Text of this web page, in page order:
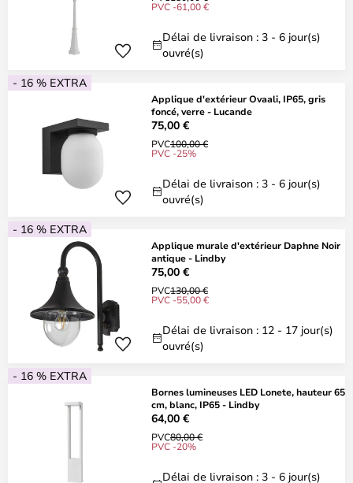
PVC -61,00 €
Délai de livraison : 3 - 6 jour(s)
ouvré(s)
- 16 % EXTRA
Applique d'extérieur Ovaali, IP65, gris
foncé, verre - Lucande
75,00 €
PVC100,00 €
PVC -25%
Délai de livraison : 3 - 6 jour(s)
ouvré(s)
- 16 % EXTRA
Applique murale d'extérieur Daphne Noir
antique - Lindby
75,00 €
PVC130,00 €
PVC -55,00 €
Délai de livraison : 12 - 17 jour(s)
ouvré(s)
- 16 % EXTRA
Bornes lumineuses LED Lonete, hauteur 65
cm, blanc, IP65 - Lindby
64,00 €
PVC80,00 €
PVC -20%
Délai de livraison : 3 - 6 jour(s)